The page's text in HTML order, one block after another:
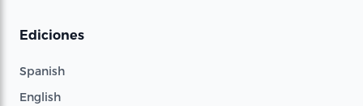
Ediciones
Spanish
English